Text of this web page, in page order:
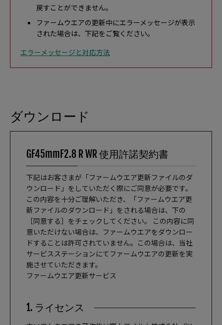
戻すことができません。
ファームウエアの更新中にエラーメッセージが表示
された場合は、下記をご覧ください。
エラーメッセージと対応方法
ダウンロード
GF45mmF2.8 R WR 使用許諾契約書
下記はお客さまが「ファームウエア更新ファイルのダ
ウンロード」をしていただく際にご同意が必要です。
この内容を十分ご理解いただき、「ファームウエア更
新ファイルのダウンロード」をされる場合は、下の
［同意する］をチェックしてください。 この内容に同
意いただけない場合は、ファームウエアをダウンロー
ドすることは許可されていません。この場合は、当社
サービスステーションにてファームウエアの更新を実
施させていただきます。
ファームウエア更新サービス
1. ライセンス